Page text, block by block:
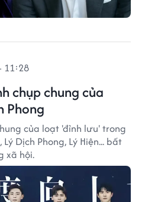
chụp chung của
Phong
11:28
của loạt 'đỉnh lưu' trong
Dịch Phong, Lý Hiện... bất
xã hội.